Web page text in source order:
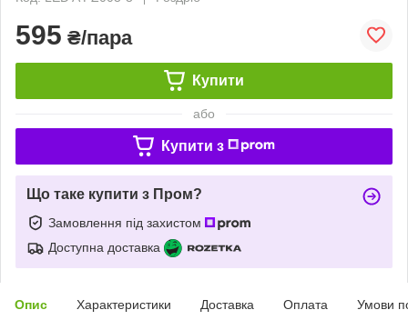
595 ₴/пара
Купити
або
Купити з
Що таке купити з Пром?
Замовлення під захистом
Доступна доставка
Опис Характеристики Доставка Оплата Умови